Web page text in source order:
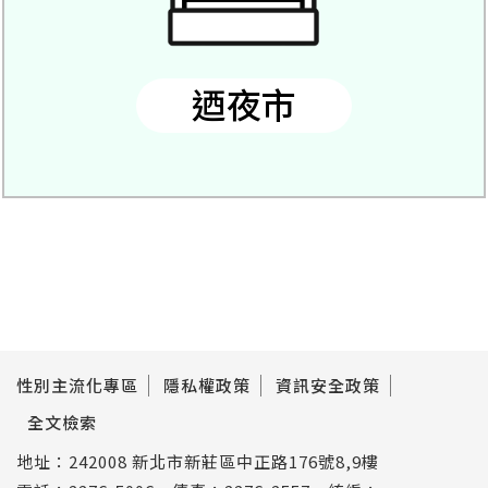
迺夜市
性別主流化專區 隱私權政策
資訊安全政策
全文檢索
地址：242008 新北市新莊區中正路176號8,9樓